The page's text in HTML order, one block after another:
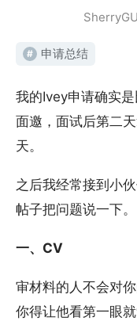
# 申请总结
我的Ivey申请确实
面邀，面试后第二
天。
之后我经常接到小
帖子把问题说一下。
一、CV
审材料的人不会对
你得让他看第一眼